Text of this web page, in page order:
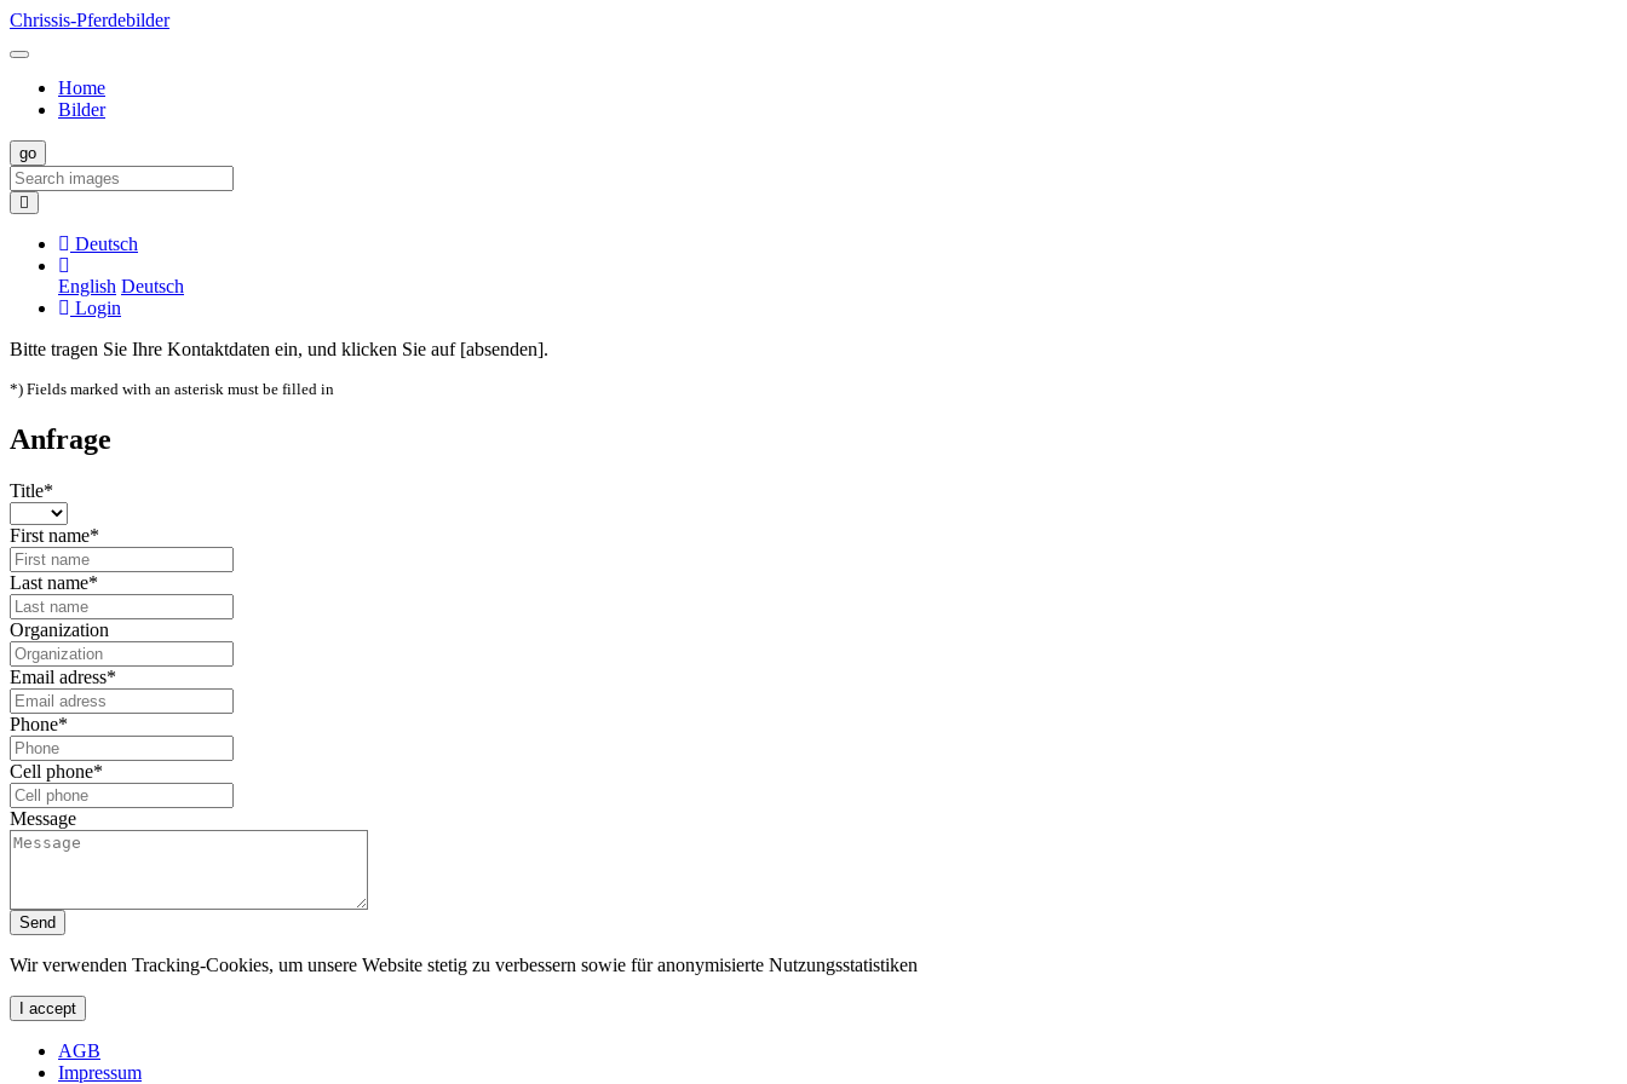
Chrissis-Pferdebilder
Home
Bilder
Deutsch
English Deutsch
Login
Bitte tragen Sie Ihre Kontaktdaten ein, und klicken Sie auf [absenden].
*) Fields marked with an asterisk must be filled in
Anfrage
Title*
First name*
Last name*
Organization
Email adress*
Phone*
Cell phone*
Message
Send
Wir verwenden Tracking-Cookies, um unsere Website stetig zu verbessern sowie für anonymisierte Nutzungsstatistiken
I accept
AGB
Impressum